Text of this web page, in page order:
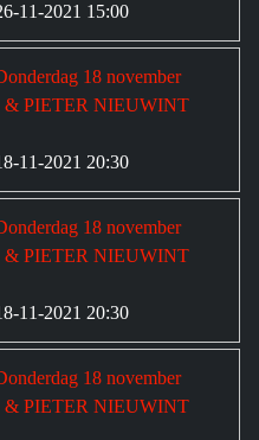
11-2021 15:00
18 november
& PIETER NIEUWINT
11-2021 20:30
18 november
& PIETER NIEUWINT
11-2021 20:30
18 november
& PIETER NIEUWINT